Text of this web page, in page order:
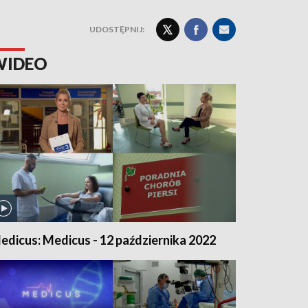
UDOSTĘPNIJ:
Medicus - 12 października 2022